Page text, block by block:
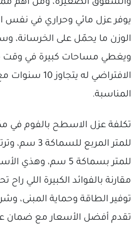
والشقوق الصغيرة، ومن أهم
يوفر عزل مائي وحراري في نفس
الوزن ما يحمّل على الخرسانة،
ويغطي مساحات كبيرة في وقت
الافتراضي له
المناسبة.
للمتر بسماكة 5 سم،
مقارنة بالفوائد الكبيرة اللي
توفير الطاقة وحماية المبنى،
تقدم أفضل الأسعار مع ضمان